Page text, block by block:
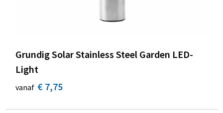
Grundig Solar Stainless Steel Garden LED-
Light
vanaf € 7,75